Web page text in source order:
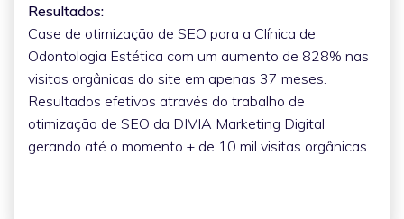
Resultados:
Case de otimização de SEO para a Clínica de
Odontologia Estética com um aumento de 828% nas
visitas orgânicas do site em apenas 37 meses.
Resultados efetivos através do trabalho de
otimização de SEO da DIVIA Marketing Digital
gerando até o momento + de 10 mil visitas orgânicas.